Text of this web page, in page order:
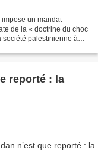
un mandat
de la « doctrine du choc
société palestinienne à
reporté : la